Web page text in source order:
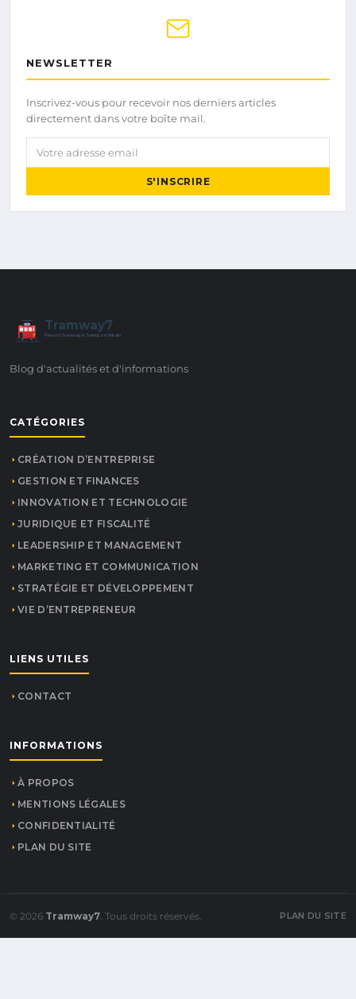
NEWSLETTER
Inscrivez-vous pour recevoir nos derniers articles
directement dans votre boîte mail.
Votre adresse email
S'INSCRIRE
7
Tramway7
Passion Tramway & Transport Urbain
Blog d'actualités et d'informations
CATÉGORIES
CRÉATION D’ENTREPRISE
GESTION ET FINANCES
INNOVATION ET TECHNOLOGIE
JURIDIQUE ET FISCALITÉ
LEADERSHIP ET MANAGEMENT
MARKETING ET COMMUNICATION
STRATÉGIE ET DÉVELOPPEMENT
VIE D’ENTREPRENEUR
LIENS UTILES
CONTACT
INFORMATIONS
À PROPOS
MENTIONS LÉGALES
CONFIDENTIALITÉ
PLAN DU SITE
© 2026 Tramway7. Tous droits réservés. PLAN DU SITE